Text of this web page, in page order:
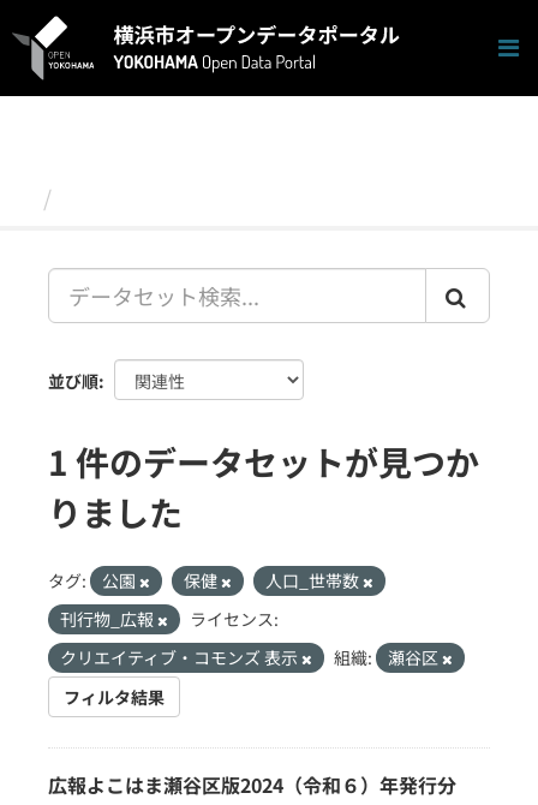
キ
並び順
1 件のデータセットが見つか
りました
タグ: 公園 保健
人口_世帯数
刊行物_広報
ライセンス:
クリエイティブ・コモンズ 表示
組織:
瀬谷区
フィルタ結果
広報よこはま瀬谷区版2024（令和６）年発行分